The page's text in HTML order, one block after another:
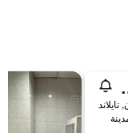
هوستل